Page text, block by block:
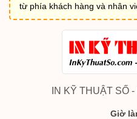
từ phía khách hàng và nhân
IN KỸ THUẬT SỐ
Giờ